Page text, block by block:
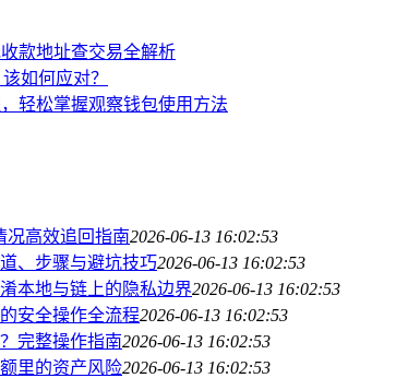
款地址查交易全解析
如何应对？
轻松掌握观察钱包使用方法
况高效追回指南2026-06-13 16:02:53
、步骤与避坑技巧2026-06-13 16:02:53
本地与链上的隐私边界2026-06-13 16:02:53
安全操作全流程2026-06-13 16:02:53
完整操作指南2026-06-13 16:02:53
里的资产风险2026-06-13 16:02:53